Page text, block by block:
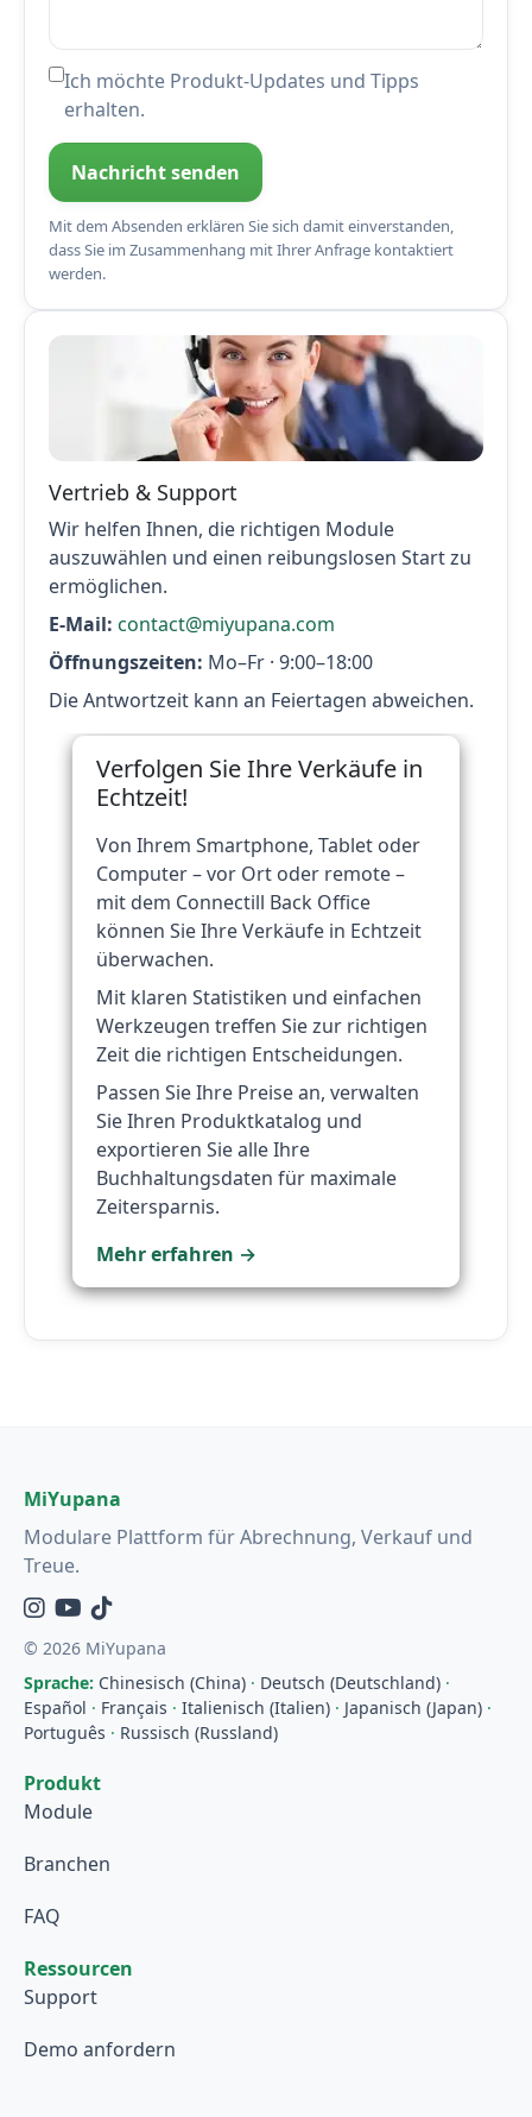
Ich möchte Produkt-Updates und Tipps
erhalten.
Nachricht senden
Mit dem Absenden erklären Sie sich damit einverstanden,
dass Sie im Zusammenhang mit Ihrer Anfrage kontaktiert
werden.
Vertrieb & Support
Wir helfen Ihnen, die richtigen Module
auszuwählen und einen reibungslosen Start zu
ermöglichen.
E-Mail: contact@miyupana.com
Öffnungszeiten: Mo–Fr · 9:00–18:00
Die Antwortzeit kann an Feiertagen abweichen.
Verfolgen Sie Ihre Verkäufe in
Echtzeit!
Von Ihrem Smartphone, Tablet oder
Computer – vor Ort oder remote –
mit dem Connectill Back Office
können Sie Ihre Verkäufe in Echtzeit
überwachen.
Mit klaren Statistiken und einfachen
Werkzeugen treffen Sie zur richtigen
Zeit die richtigen Entscheidungen.
Passen Sie Ihre Preise an, verwalten
Sie Ihren Produktkatalog und
exportieren Sie alle Ihre
Buchhaltungsdaten für maximale
Zeitersparnis.
Mehr erfahren →
MiYupana
Modulare Plattform für Abrechnung, Verkauf und
Treue.
Instagram
YouTube
TikTok
© 2026 MiYupana
Sprache: Chinesisch (China) · Deutsch (Deutschland) ·
Español · Français · Italienisch (Italien) · Japanisch (Japan) ·
Português · Russisch (Russland)
Produkt
Module
Branchen
FAQ
Ressourcen
Support
Demo anfordern